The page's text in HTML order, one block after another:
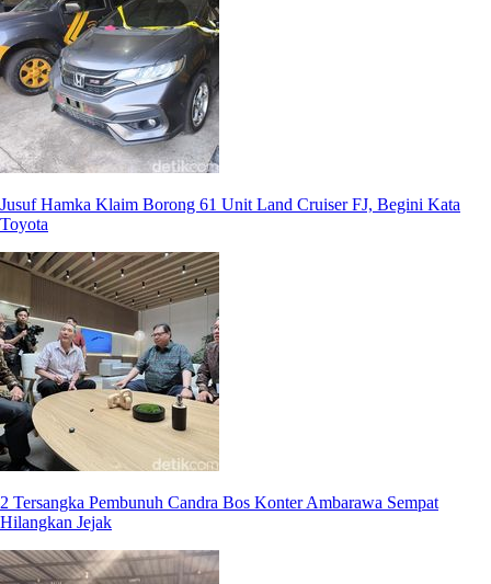
Jusuf Hamka Klaim Borong 61 Unit Land Cruiser FJ, Begini Kata
Toyota
2 Tersangka Pembunuh Candra Bos Konter Ambarawa Sempat
Hilangkan Jejak